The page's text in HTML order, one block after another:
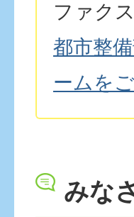
ファク
都市整
ームを
みな